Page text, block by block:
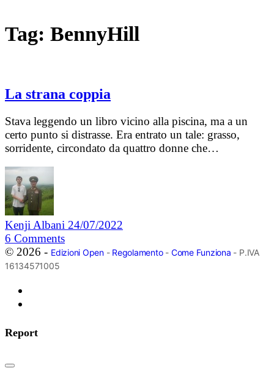
Tag: BennyHill
La strana coppia
Stava leggendo un libro vicino alla piscina, ma a un
certo punto si distrasse. Era entrato un tale: grasso,
sorridente, circondato da quattro donne che…
Kenji Albani 24/07/2022
6 Comments
© 2026 - Edizioni Open- Regolamento- Come Funziona - P.IVA
16134571005
Report